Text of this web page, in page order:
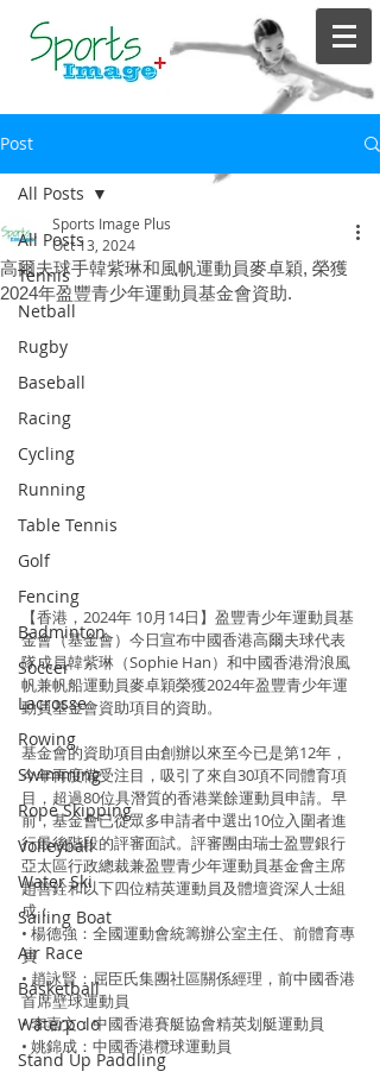
Post
All Posts
Tennis
Netball
Rugby
Baseball
Racing
Cycling
Running
Table Tennis
Golf
Fencing
Badminton
Soccer
Lacrosse
Rowing
Swimming
Rope Skipping
Volleyball
Water Ski
Sailing Boat
Air Race
Basketball
Waterpolo
Stand Up Paddling
All Posts
高爾夫球手韓紫琳和風帆運動員麥卓穎, 榮獲
2024年盈豐青少年運動員基金會資助.
Sports Image Plus
Oct 13, 2024
【香港，2024年 10月14日】盈豐青少年運動員基
金會（基金會）今日宣布中國香港高爾夫球代表
隊成員韓紫琳（Sophie Han）和中國香港滑浪風
帆兼帆船運動員麥卓穎榮獲2024年盈豐青少年運
動員基金會資助項目的資助。
基金會的資助項目由創辦以來至今已是第12年，
今年再度備受注目，吸引了來自30項不同體育項
目，超過80位具潛質的香港業餘運動員申請。早
前，基金會已從眾多申請者中選出10位入圍者進
行最後階段的評審面試。評審團由瑞士盈豐銀行
亞太區行政總裁兼盈豐青少年運動員基金會主席
趙善銓和以下四位精英運動員及體壇資深人士組
成：
• 楊德強：全國運動會統籌辦公室主任、前體育專
員
• 趙詠賢：屈臣氏集團社區關係經理，前中國香港
首席壁球運動員
• 李嘉文：中國香港賽艇協會精英划艇運動員
• 姚錦成：中國香港欖球運動員